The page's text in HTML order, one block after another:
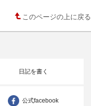
このページの上に戻る
日記を書く
公式facebook